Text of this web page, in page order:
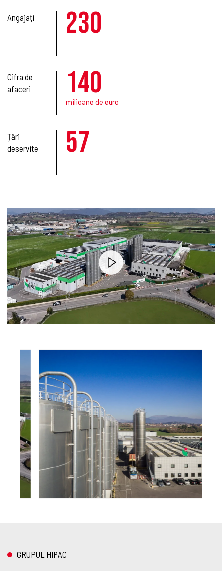
Angajați 230
Cifra de
afaceri
140
milioane de euro
Țări
deservite
57
GRUPUL HIPAC